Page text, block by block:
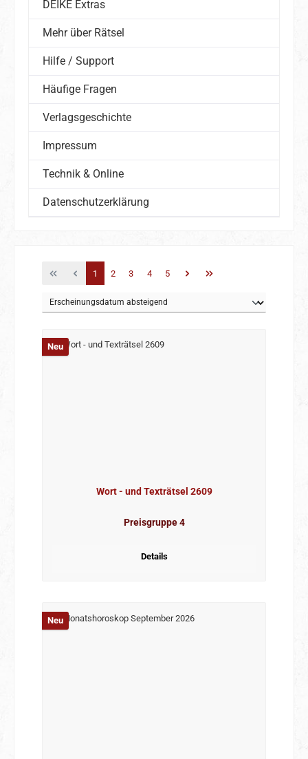
DEIKE Extras
Mehr über Rätsel
Hilfe / Support
Häufige Fragen
Verlagsgeschichte
Impressum
Technik & Online
Datenschutzerklärung
Seite
1 Seite
2 Seite
3 Seite
4 Seite
5
Neu
Wort - und Texträtsel 2609
Preisgruppe 4
Details
Neu